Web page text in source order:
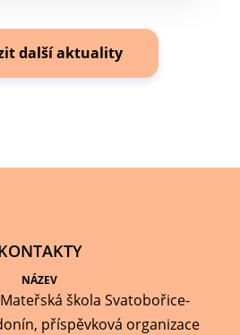
další aktuality
NÁZEV
škola Svatobořice-
příspěvková organizace